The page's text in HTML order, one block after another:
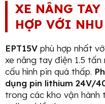
XE NÂNG
HỢP VỚI
EPT15V phù hợp nhất
xe nâng tay điện 1.5 tấn
cấu hình pin quá thấp.
dụng pin lithium 24V/
trong các kho vận hành